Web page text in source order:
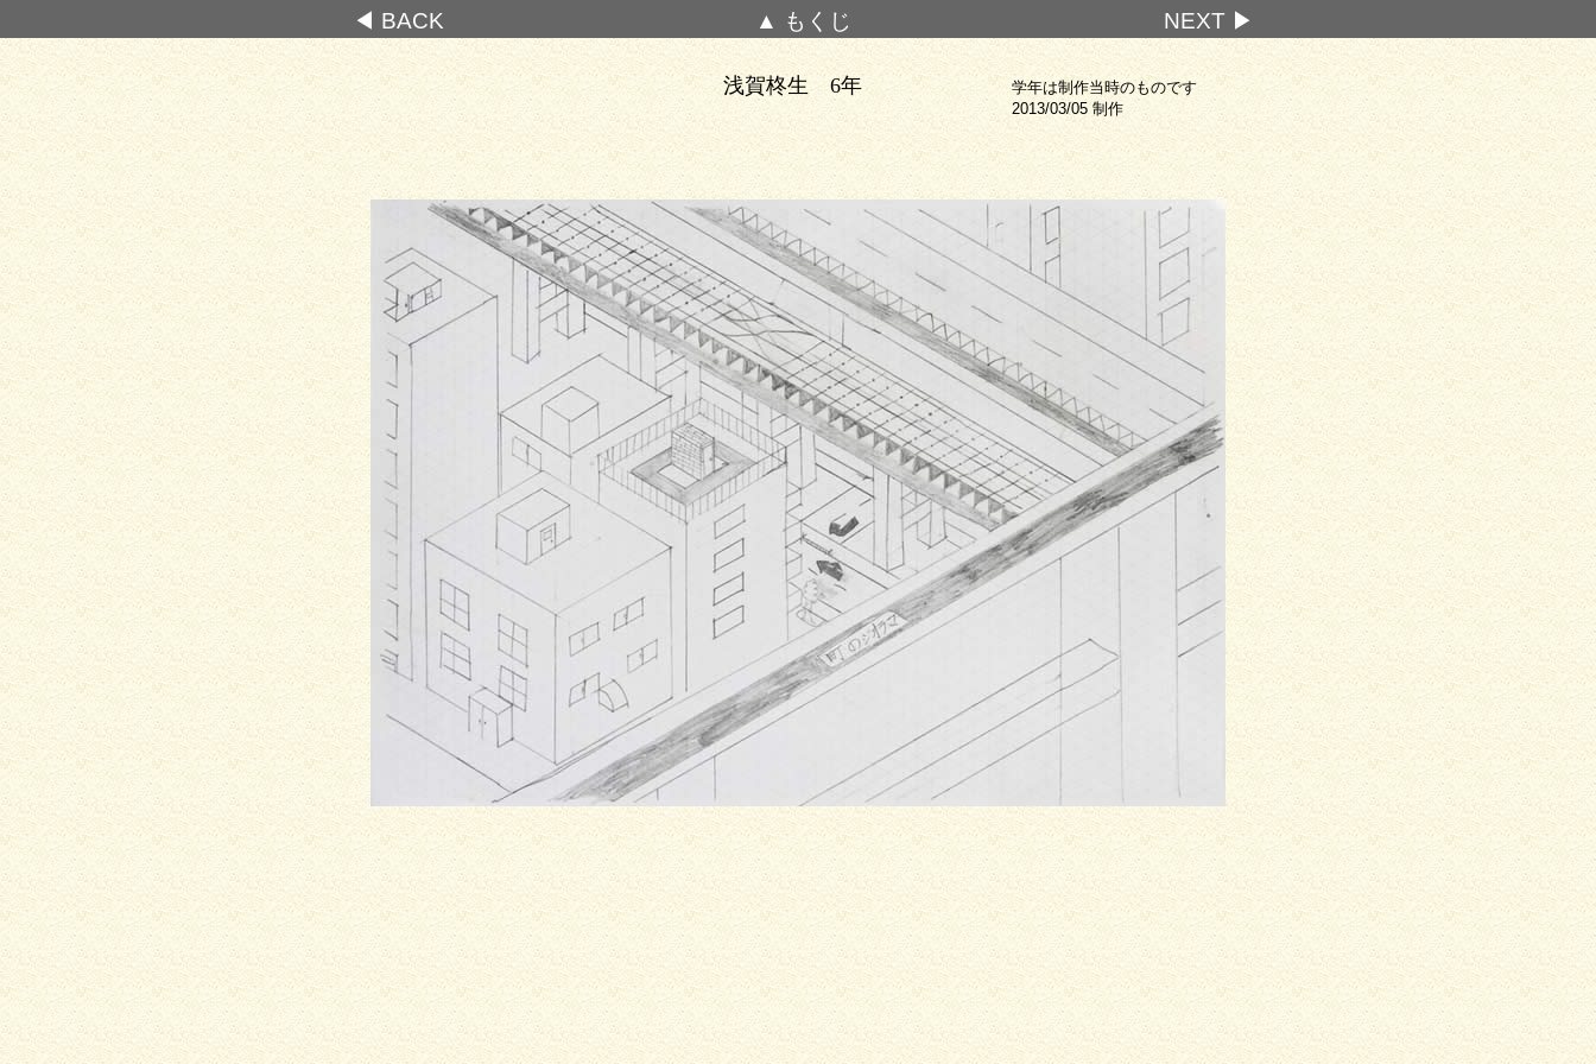
浅賀柊生 6年
学年は制作当時のものです
2013/03/05 制作
◀ BACK ▲ もくじ NEXT ▶